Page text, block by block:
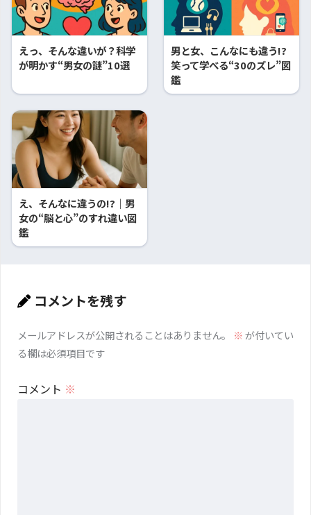
えっ、そんな違いが？科学
が明かす“男女の謎”10選
男と女、こんなにも違う!?
笑って学べる“30のズレ”図
鑑
え、そんなに違うの!?｜男
女の“脳と心”のすれ違い図
鑑
コメントを残す
メールアドレスが公開されることはありません。 ※が付いてい
る欄は必須項目です
コメント ※